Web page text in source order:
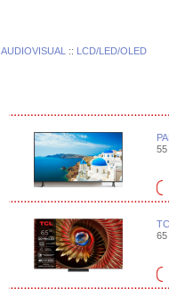
AUDIOVISUAL :: LCD/LED/OLED
55
65